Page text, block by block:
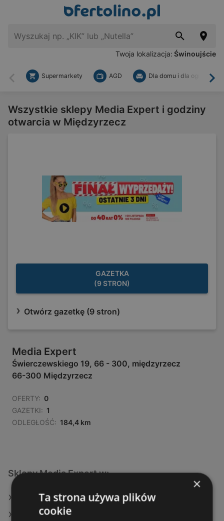
Twoja lokalizacja: Świnoujście
Wstecz
Supermarkety AGD Dla domu i dla ogrodu
Wszystkie sklepy Media Expert i godziny
otwarcia w Międzyrzecz
GAZETKA
(9 STRON)
Otwórz gazetkę (9 stron)
Media Expert
Świerczewskiego 19, 66 - 300, międzyrzecz
66-300 Międzyrzecz
OFERTY: 0
GAZETKI: 1
ODLEGŁOŚĆ: 184,4 km
Sklepy Media Expert w:
Media Expert w Sulęcin
Media Expert w Grodzisk Mazowiecki
×
Ta strona używa plików
cookie